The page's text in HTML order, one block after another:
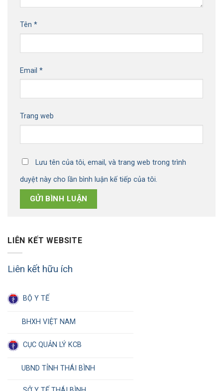
Tên *
Email *
Trang web
Lưu tên của tôi, email, và trang web trong trình
duyệt này cho lần bình luận kế tiếp của tôi.
LIÊN KẾT WEBSITE
Liên kết hữu ích
BỘ Y TẾ
BHXH VIỆT NAM
CỤC QUẢN LÝ KCB
UBND TỈNH THÁI BÌNH